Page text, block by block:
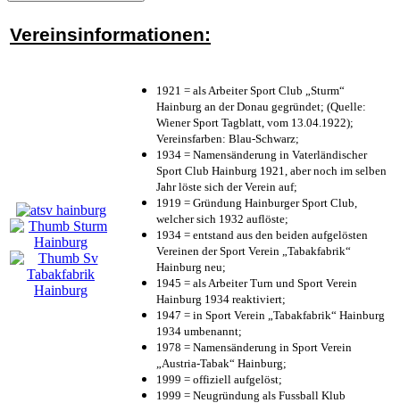
Vereinsinformationen:
1921 = als Arbeiter Sport Club „Sturm“
Hainburg an der Donau gegründet; (Quelle:
Wiener Sport Tagblatt, vom 13.04.1922);
Vereinsfarben: Blau-Schwarz;
1934 = Namensänderung in Vaterländischer
Sport Club Hainburg 1921, aber noch im selben
Jahr löste sich der Verein auf;
1919 = Gründung Hainburger Sport Club,
welcher sich 1932 auflöste;
1934 = entstand aus den beiden aufgelösten
Vereinen der Sport Verein „Tabakfabrik“
Hainburg neu;
1945 = als Arbeiter Turn und Sport Verein
Hainburg 1934 reaktiviert;
1947 = in Sport Verein „Tabakfabrik“ Hainburg
1934 umbenannt;
1978 = Namensänderung in Sport Verein
„Austria-Tabak“ Hainburg;
1999 = offiziell aufgelöst;
1999 = Neugründung als Fussball Klub